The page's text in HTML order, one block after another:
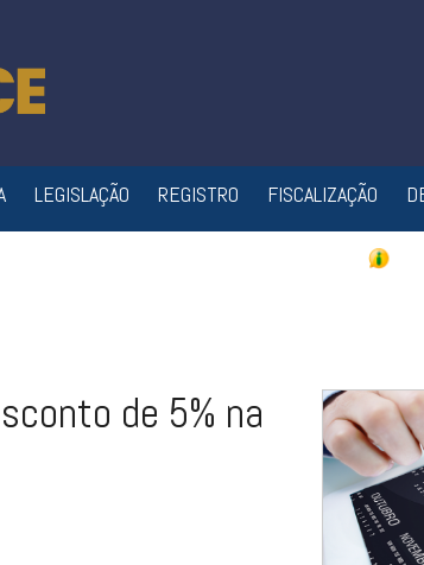
LEGISLAÇÃO REGISTRO FISCALIZAÇÃO
de 5% na